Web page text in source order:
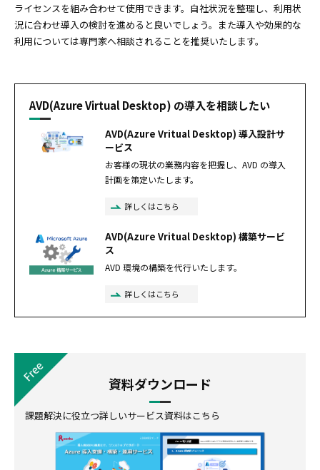
ライセンスを組み合わせて使用できます。自社状況を整理し、利用状
況に合わせ導入の検討を進めると良いでしょう。また導入や効果的な
利用については専門家へ相談されることを推奨いたします。
AVD(Azure Virtual Desktop) の導入を相談したい
AVD(Azure Vritual Desktop) 導入設計サ
ービス
お客様の現状の業務内容を把握し、AVD の導入
計画を策定いたします。
詳しくはこちら
AVD(Azure Vritual Desktop) 構築サービ
ス
AVD 環境の構築を代行いたします。
詳しくはこちら
資料ダウンロード
課題解決に役立つ詳しいサービス資料はこちら